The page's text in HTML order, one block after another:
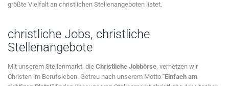
größte Vielfalt an christlichen Stellenangeboten listet.
christliche Jobs, christliche
Stellenangebote
Mit unserem Stellenmarkt, die Christliche Jobbörse, vernetzen wir
Christen im Berufsleben. Getreu nach unserem Motto "Einfach am